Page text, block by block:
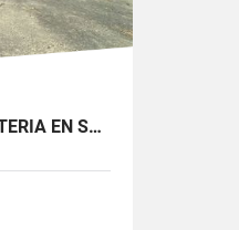
LOTES EN PROYECTO CON PORTERÍA EN SAN JOSÉ DEL NUS, SAN ROQUE